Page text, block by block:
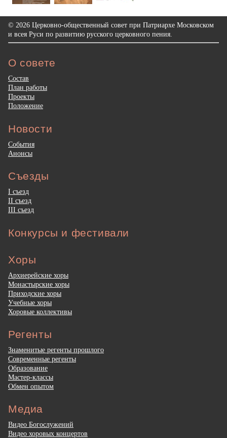
© 2026 Церковно-общественный совет при Патриархе Московском
и всея Руси по развитию русского церковного пения.
О совете
Состав
План работы
Проекты
Положение
Новости
События
Анонсы
Съезды
I съезд
II съезд
III съезд
Конкурсы и фестивали
Хоры
Архиерейские хоры
Монастырские хоры
Приходские хоры
Учебные хоры
Хоровые коллективы
Регенты
Знаменитые регенты прошлого
Современные регенты
Образование
Мастер-классы
Обмен опытом
Медиа
Видео Богослужений
Видео хоровых концертов